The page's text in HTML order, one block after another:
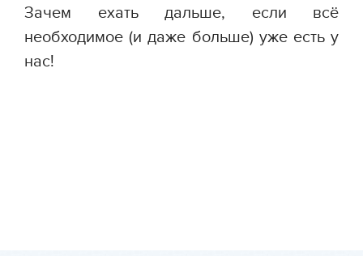
Зачем ехать дальше, если всё
необходимое (и даже больше) уже есть у
нас!